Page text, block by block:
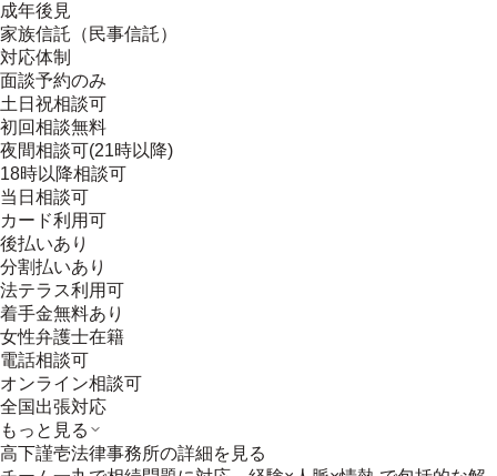
成年後見
家族信託（民事信託）
対応体制
面談予約のみ
土日祝相談可
初回相談無料
夜間相談可(21時以降)
18時以降相談可
当日相談可
カード利用可
後払いあり
分割払いあり
法テラス利用可
着手金無料あり
女性弁護士在籍
電話相談可
オンライン相談可
全国出張対応
もっと見る
高下謹壱法律事務所の詳細を見る